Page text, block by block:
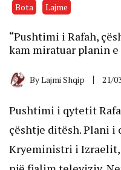
Bota Lajme
“Pushtimi i Rafah,
kam miratuar planin
ByLajmi Shqip 21/
Pushtimi i qytetit
çështje ditësh. Plani i
Kryeministri i Izraelit,